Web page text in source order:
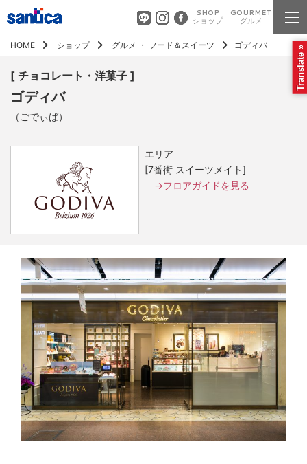
SHOP
ショップ
GOURMET
グルメ
HOME ショップ グルメ ・ フード＆スイーツ ゴディバ
[ チョコレート・洋菓子 ]
ゴディバ
（ごでぃば）
エリア
[7番街 スイーツメイト]
→フロアガイドを見る
Translate »